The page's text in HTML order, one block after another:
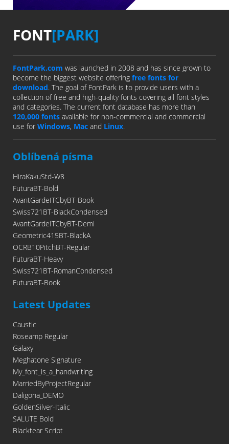
FONT[PARK]
FontPark.com was launched in 2008 and has since grown to
become the biggest website offering free fonts for
download. The goal of FontPark is to provide users with a
collection of free and high-quality fonts covering all font styles
and categories. The current font database has more than
120,000 fonts available for non-commercial and commercial
use for Windows, Mac and Linux.
Oblíbená písma
HiraKakuStd-W8
FuturaBT-Bold
AvantGardeITCbyBT-Book
Swiss721BT-BlackCondensed
AvantGardeITCbyBT-Demi
Geometric415BT-BlackA
OCRB10PitchBT-Regular
FuturaBT-Heavy
Swiss721BT-RomanCondensed
FuturaBT-Book
Latest Updates
Caustic
Roseamp Regular
Galaxy
Meghatone Signature
My_font_is_a_handwriting
MarriedByProjectRegular
Daligona_DEMO
GoldenSilver-Italic
SALUTE Bold
Blacktear Script